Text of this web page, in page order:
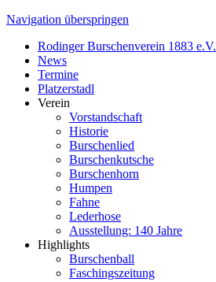
Navigation überspringen
Rodinger Burschenverein 1883 e.V.
News
Termine
Platzerstadl
Verein
Vorstandschaft
Historie
Burschenlied
Burschenkutsche
Burschenhorn
Humpen
Fahne
Lederhose
Ausstellung: 140 Jahre
Highlights
Burschenball
Faschingszeitung